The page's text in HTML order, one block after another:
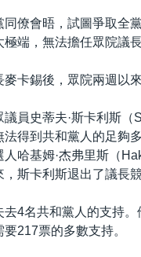
同僚會晤，試圖爭取全
端，無法擔任眾院議長
卡錫後，眾院兩週以來
員史蒂夫·斯卡利斯（
得到共和黨人的足夠
哈基姆·杰弗里斯（
斯卡利斯退出了議長競
去4名共和黨人的支持
217票的多數支持。